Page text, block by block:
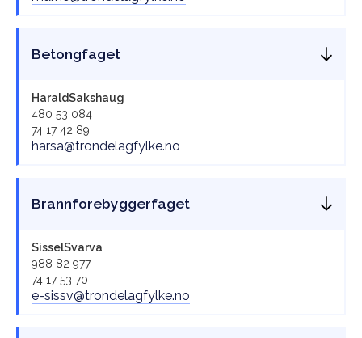
Betongfaget
HaraldSakshaug
480 53 084
74 17 42 89
harsa@trondelagfylke.no
Brannforebyggerfaget
SisselSvarva
988 82 977
74 17 53 70
e-sissv@trondelagfylke.no